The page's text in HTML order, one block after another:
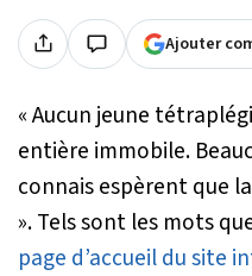
Ajouter
« Aucun jeune
entière immobile.
connais espèrent que
». Tels sont les mots
page d’accueil du site